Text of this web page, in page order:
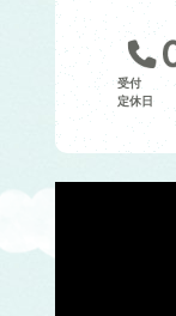
受付
定休日